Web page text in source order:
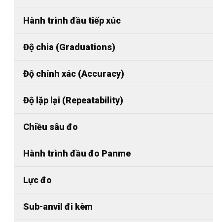
Hành trình đầu tiếp xúc
Độ chia (Graduations)
Độ chính xác (Accuracy)
Độ lặp lại (Repeatability)
Chiều sâu đo
Hành trình đầu đo Panme
Lực đo
Sub-anvil đi kèm